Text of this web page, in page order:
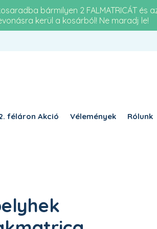
bármilyen 2 FALMATRICÁT és
kerül a kosárból! Ne maradj le!
féláron Akció Vélemények Rólunk